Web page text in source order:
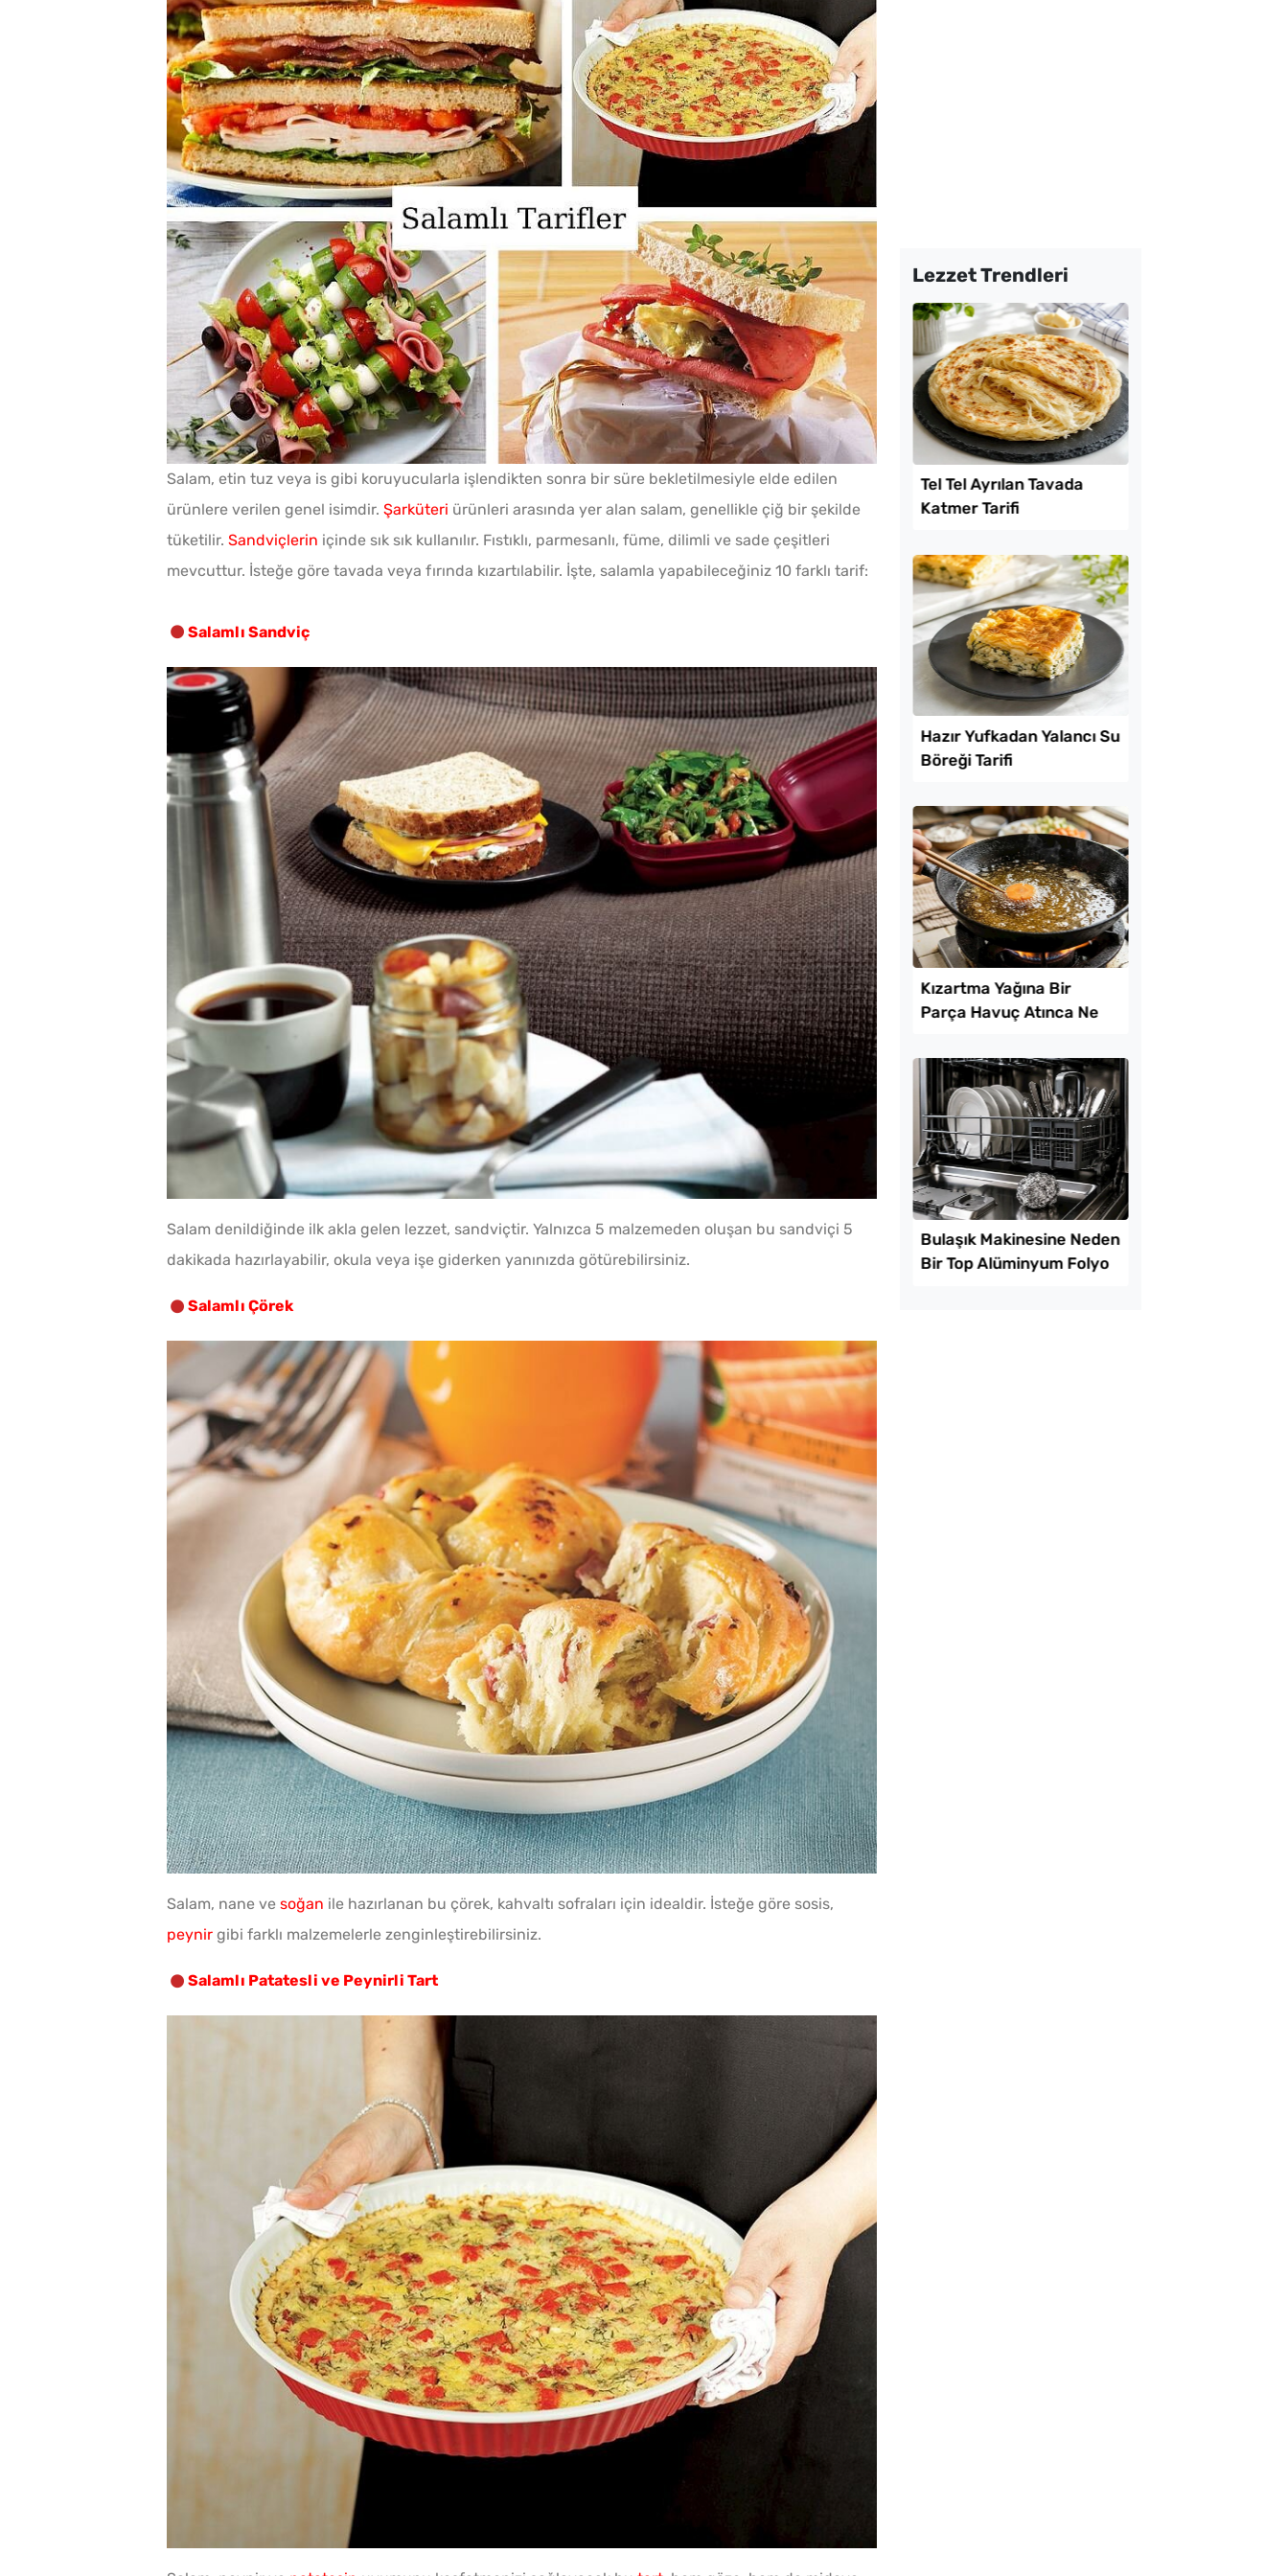
Patates Haşlayanların
Bilmesi Gereken Şeker
Nasıl Saklanır?
Haşlanan Yumurtaya
Neden Bir Damla Sirke
Eklenir?
Kışlık Tarhanaya Tarhun
Otu Konur Mu?
Yağ Çekmeyen Akıtma
Tarifi
Parmak Yediren Meze
Tarifi
Az Kıymayla Kıbrıs
Köftesi Tarifi
Sadece 1 Patates ve 1
Bardak Un ile Tavada
Gözleme Tarifi
Tel Tel Ayrılan
Böreği Tarifi
Salam, etin tuz veya is gibi koruyucularla işlendikten sonra bir süre bekletilmesiyle elde edilen
ürünlere verilen genel isimdir. Şarküteri ürünleri arasında yer alan salam, genellikle çiğ bir şekilde
tüketilir. Sandviçlerin içinde sık sık kullanılır. Fıstıklı, parmesanlı, füme, dilimli ve sade çeşitleri
mevcuttur. İsteğe göre tavada veya fırında kızartılabilir. İşte, salamla yapabileceğiniz 10 farklı tarif:
Salamlı Sandviç
Salam denildiğinde ilk akla gelen lezzet, sandviçtir. Yalnızca 5 malzemeden oluşan bu sandviçi 5
dakikada hazırlayabilir, okula veya işe giderken yanınızda götürebilirsiniz.
Salamlı Çörek
Salam, nane ve soğan ile hazırlanan bu çörek, kahvaltı sofraları için idealdir. İsteğe göre sosis,
peynir gibi farklı malzemelerle zenginleştirebilirsiniz.
Salamlı Patatesli ve Peynirli Tart